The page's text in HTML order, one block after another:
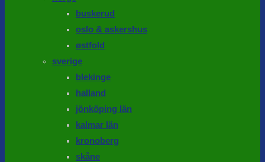
buskerud
oslo & askershus
østfold
sverige
blekinge
halland
jönköping län
kalmar län
kronoberg
skåne